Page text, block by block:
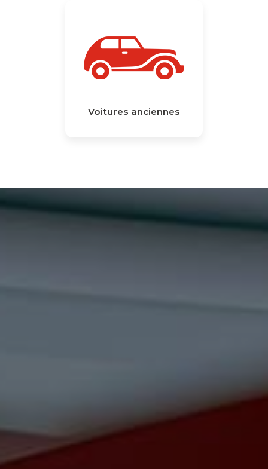
Voitures anciennes